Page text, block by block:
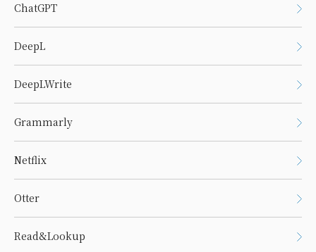
ChatGPT
DeepL
DeepLWrite
Grammarly
Netflix
Otter
Read&Lookup